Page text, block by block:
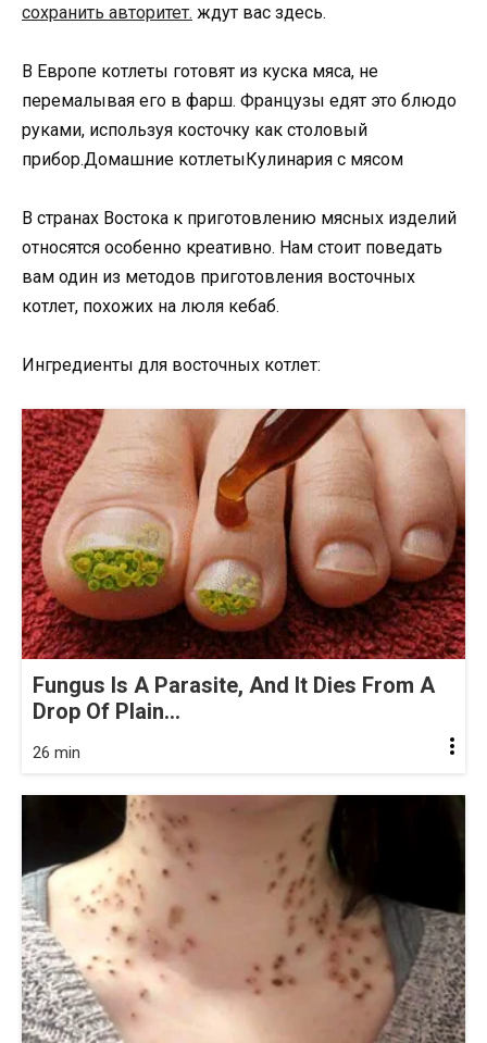
сохранить авторитет. ждут вас здесь.
В Европе котлеты готовят из куска мяса, не
перемалывая его в фарш. Французы едят это блюдо
руками, используя косточку как столовый
прибор.Домашние котлетыКулинария с мясом
В странах Востока к приготовлению мясных изделий
относятся особенно креативно. Нам стоит поведать
вам один из методов приготовления восточных
котлет, похожих на люля кебаб.
Ингредиенты для восточных котлет:
Fungus Is A Parasite, And It Dies From A
Drop Of Plain...
26 min